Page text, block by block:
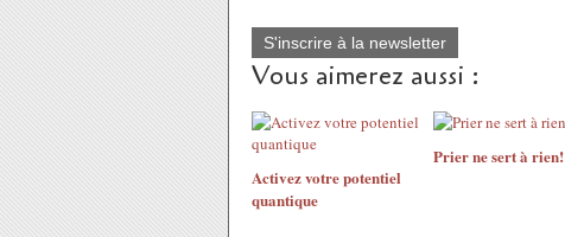
S'inscrire à la newsletter
Vous aimerez aussi :
Activez votre potentiel
quantique
Prier ne sert à rien!